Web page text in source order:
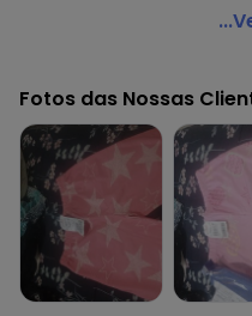
Brandili - Bermuda
Código do produto:
Modelagem: Justa
Modelo: Ciclista
Comprimento: Curto
Forro: Não
Cintura: Média
Fornecedor: BRANDILI
73
Feito: Brasil
Cuidados para
Fotos das Nossas